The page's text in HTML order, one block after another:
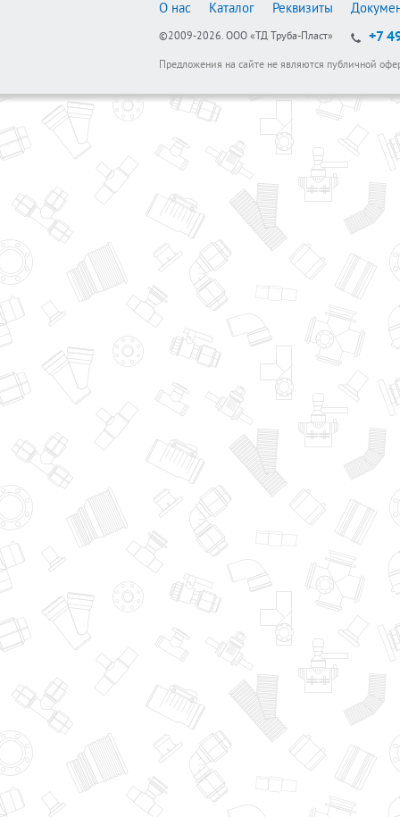
О нас Каталог Реквизиты
©2009-2026. ООО «ТД Труба-Пласт» +7
Предложения на сайте не являются публичной